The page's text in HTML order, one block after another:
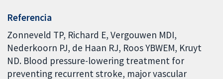
Referencia
Zonneveld TP, Richard E, Vergouwen MDI,
Nederkoorn PJ, de Haan RJ, Roos YBWEM, Kruyt
ND. Blood pressure-lowering treatment for
preventing recurrent stroke, major vascular